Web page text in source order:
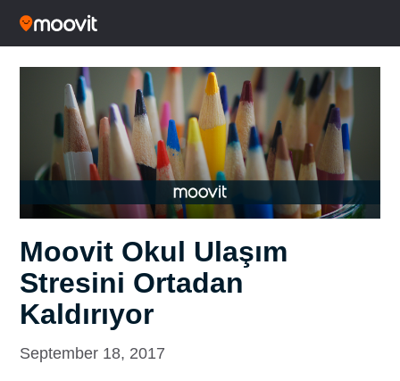
Moovit Okul Ulaşım
Stresini Ortadan
Kaldırıyor
September 18, 2017